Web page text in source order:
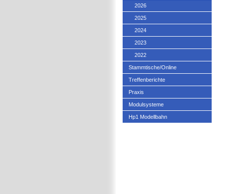
2026
2025
2024
2023
2022
Stammtische/Online
Treffenberichte
Praxis
Modulsysteme
Hp1 Modellbahn